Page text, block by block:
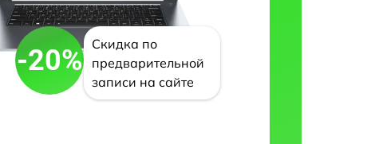
-20%
Скидка по
предварительной
записи на сайте